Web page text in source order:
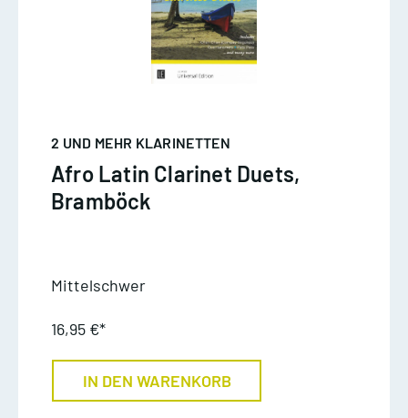
2 UND MEHR KLARINETTEN
Afro Latin Clarinet Duets,
Bramböck
Mittelschwer
16,95 €*
IN DEN WARENKORB